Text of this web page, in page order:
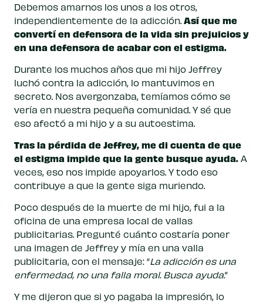
Debemos amarnos los unos a los otros,
independientemente de la adicción. Así que me
convertí en defensora de la vida sin prejuicios y
en una defensora de acabar con el estigma.
Durante los muchos años que mi hijo Jeffrey
luchó contra la adicción, lo mantuvimos en
secreto. Nos avergonzaba, temíamos cómo se
vería en nuestra pequeña comunidad. Y sé que
eso afectó a mi hijo y a su autoestima.
Tras la pérdida de Jeffrey, me di cuenta de que
el estigma impide que la gente busque ayuda. A
veces, eso nos impide apoyarlos. Y todo eso
contribuye a que la gente siga muriendo.
Poco después de la muerte de mi hijo, fui a la
oficina de una empresa local de vallas
publicitarias. Pregunté cuánto costaría poner
una imagen de Jeffrey y mía en una valla
publicitaria, con el mensaje: “La adicción es una
enfermedad, no una falla moral. Busca ayuda.”
Y me dijeron que si yo pagaba la impresión, lo